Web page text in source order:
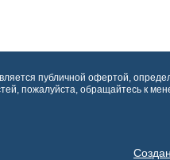
публичной офертой,
пожалуйста, обращайтесь к